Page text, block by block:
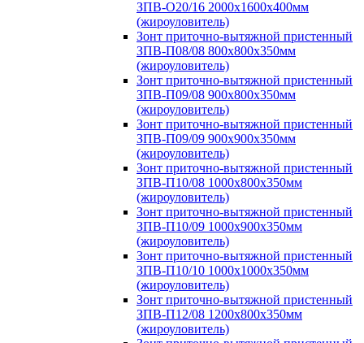
ЗПВ-О20/16 2000х1600х400мм
(жироуловитель)
Зонт приточно-вытяжной пристенный
ЗПВ-П08/08 800х800х350мм
(жироуловитель)
Зонт приточно-вытяжной пристенный
ЗПВ-П09/08 900х800х350мм
(жироуловитель)
Зонт приточно-вытяжной пристенный
ЗПВ-П09/09 900х900х350мм
(жироуловитель)
Зонт приточно-вытяжной пристенный
ЗПВ-П10/08 1000х800х350мм
(жироуловитель)
Зонт приточно-вытяжной пристенный
ЗПВ-П10/09 1000х900х350мм
(жироуловитель)
Зонт приточно-вытяжной пристенный
ЗПВ-П10/10 1000х1000х350мм
(жироуловитель)
Зонт приточно-вытяжной пристенный
ЗПВ-П12/08 1200х800х350мм
(жироуловитель)